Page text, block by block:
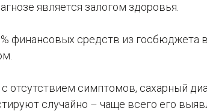
является залогом здоровья.
финансовых средств из госбюджета
отсутствием симптомов, сахарный
случайно – чаще всего его